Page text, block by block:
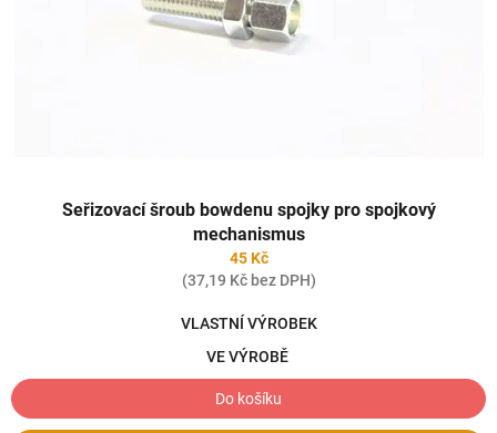
Seřizovací šroub bowdenu spojky pro spojkový
mechanismus
45 Kč
(37,19 Kč bez DPH)
VLASTNÍ VÝROBEK
VE VÝROBĚ
Do košíku